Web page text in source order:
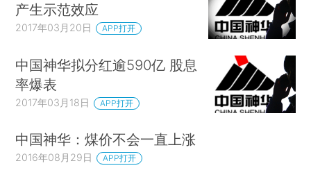
产生示范效应
2017年03月20日 APP打开
中国神华拟分红逾590亿 股息
率爆表
2017年03月18日 APP打开
中国神华：煤价不会一直上涨
2016年08月29日 APP打开